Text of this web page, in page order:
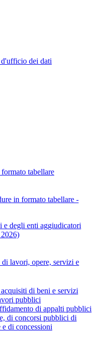
dei dati
tabellare
in formato tabellare -
degli enti aggiudicatori
lavori, opere, servizi e
di beni e servizi
pubblici
di appalti pubblici
di concorsi pubblici di
di concessioni